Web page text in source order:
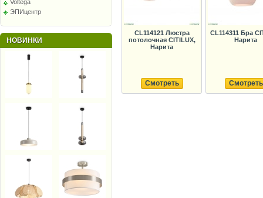
Voltega
ЭПИцентр
НОВИНКИ
CL114121 Люстра
потолочная CITILUX,
Нарита
Смотреть
CL114311 Бра
Нарита
Смотреть